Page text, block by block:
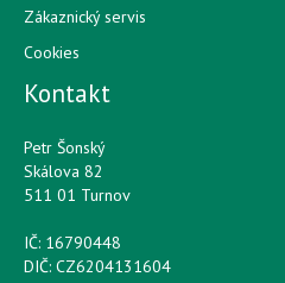
Zákaznický servis
Cookies
Kontakt
Petr Šonský
Skálova 82
511 01 Turnov
IČ: 16790448
DIČ: CZ6204131604